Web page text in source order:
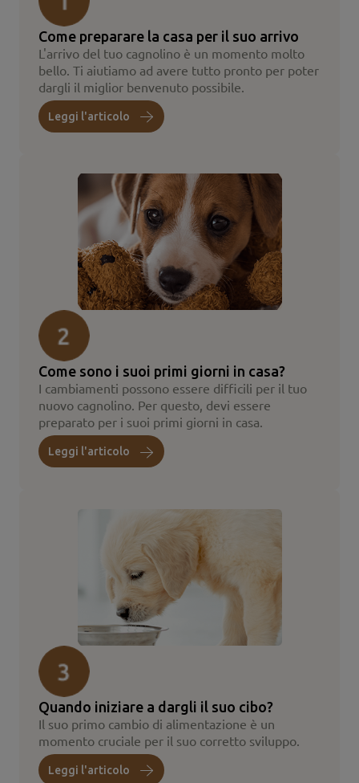
Come preparare la casa per il suo arrivo
L'arrivo del tuo cagnolino è un momento molto
bello. Ti aiutiamo ad avere tutto pronto per poter
dargli il miglior benvenuto possibile.
Leggi l'articolo
Come sono i suoi primi giorni in casa?
I cambiamenti possono essere difficili per il tuo
nuovo cagnolino. Per questo, devi essere
preparato per i suoi primi giorni in casa.
Leggi l'articolo
Quando iniziare a dargli il suo cibo?
Il suo primo cambio di alimentazione è un
momento cruciale per il suo corretto sviluppo.
Leggi l'articolo